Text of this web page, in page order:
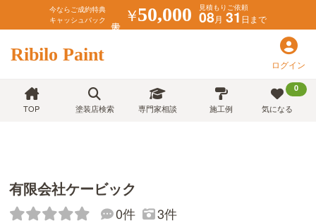
今ならご成約特典
キャッシュバック
￥50,000 見積もりご依頼
08月 31日まで
Ribilo Paint ログイン
TOP 塗装店検索 専門家相談 施工例
0
気になる
有限会社ケービック
0件 3件